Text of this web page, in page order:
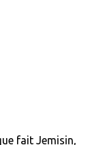
fait Jemisin,